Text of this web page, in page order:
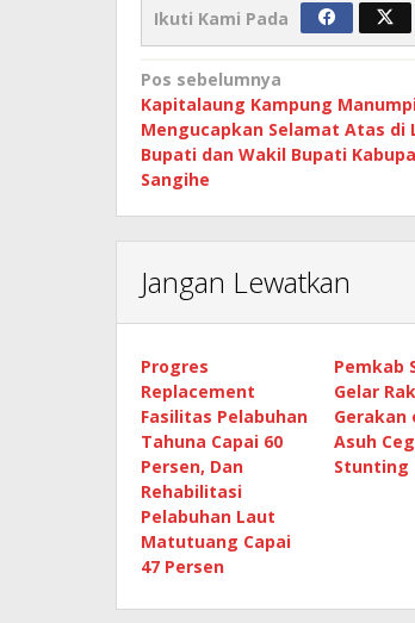
Ikuti Kami Pada
Navigasi
pos
Pos sebelumnya
Kapitalaung Kampung
Mengucapkan Selamat Atas di
Bupati dan Wakil Bupati
Sangihe
Jangan Lewatkan
Progres
Replacement
Fasilitas Pelabuhan
Tahuna Capai 60
Persen, Dan
Rehabilitasi
Pelabuhan Laut
Matutuang Capai
47 Persen
Pemkab
Gelar
Gerakan
Asuh
Stunting